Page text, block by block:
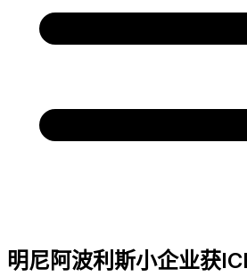
明尼阿波利斯小企业获